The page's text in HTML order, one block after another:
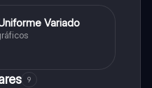
Variado
9